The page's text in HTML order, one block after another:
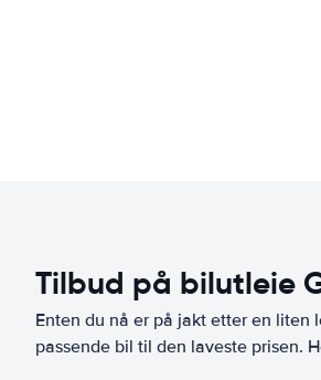
Tilbud på bilutleie
Enten du nå er på jakt etter en
passende bil til den laveste prisen.